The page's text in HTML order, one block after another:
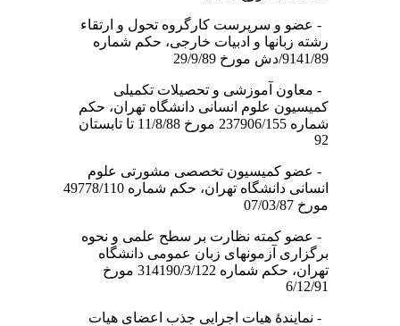
- عضو و سرپرست کارگروه تحول و ارتقاء
رشته زبانها و ادبیات خارجی، حکم شماره
9141/89/دش مورخ 29/9/89
- معاون آموزشی و تحصیلات تکمیلی
کمیسیون علوم انسانی دانشگاه تهران، حکم
شماره 237906/155 مورخ 11/8/88 تا تابستان
92
- عضو کمیسیون تخصصی مشورتی علوم
انسانی دانشگاه تهران، حکم شماره 49778/110
مورخ 07/03/87
- عضو کمته نظارت بر سطح علمی و نحوه
برگزاری آزمونهای زبان عمومی دانشگاه
تهران، حکم شماره 314190/3/122 مورخ
6/12/91
- نمایندۀ هیات اجرایی جذب اعضای هیات